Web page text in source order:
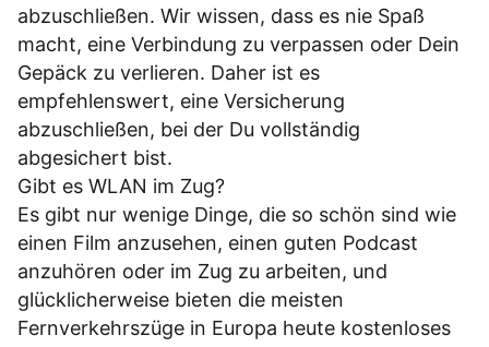
abzuschließen. Wir wissen, dass es nie Spaß
macht, eine Verbindung zu verpassen oder Dein
Gepäck zu verlieren. Daher ist es
empfehlenswert, eine Versicherung
abzuschließen, bei der Du vollständig
abgesichert bist.
Gibt es WLAN im Zug?
Es gibt nur wenige Dinge, die so schön sind wie
einen Film anzusehen, einen guten Podcast
anzuhören oder im Zug zu arbeiten, und
glücklicherweise bieten die meisten
Fernverkehrszüge in Europa heute kostenloses